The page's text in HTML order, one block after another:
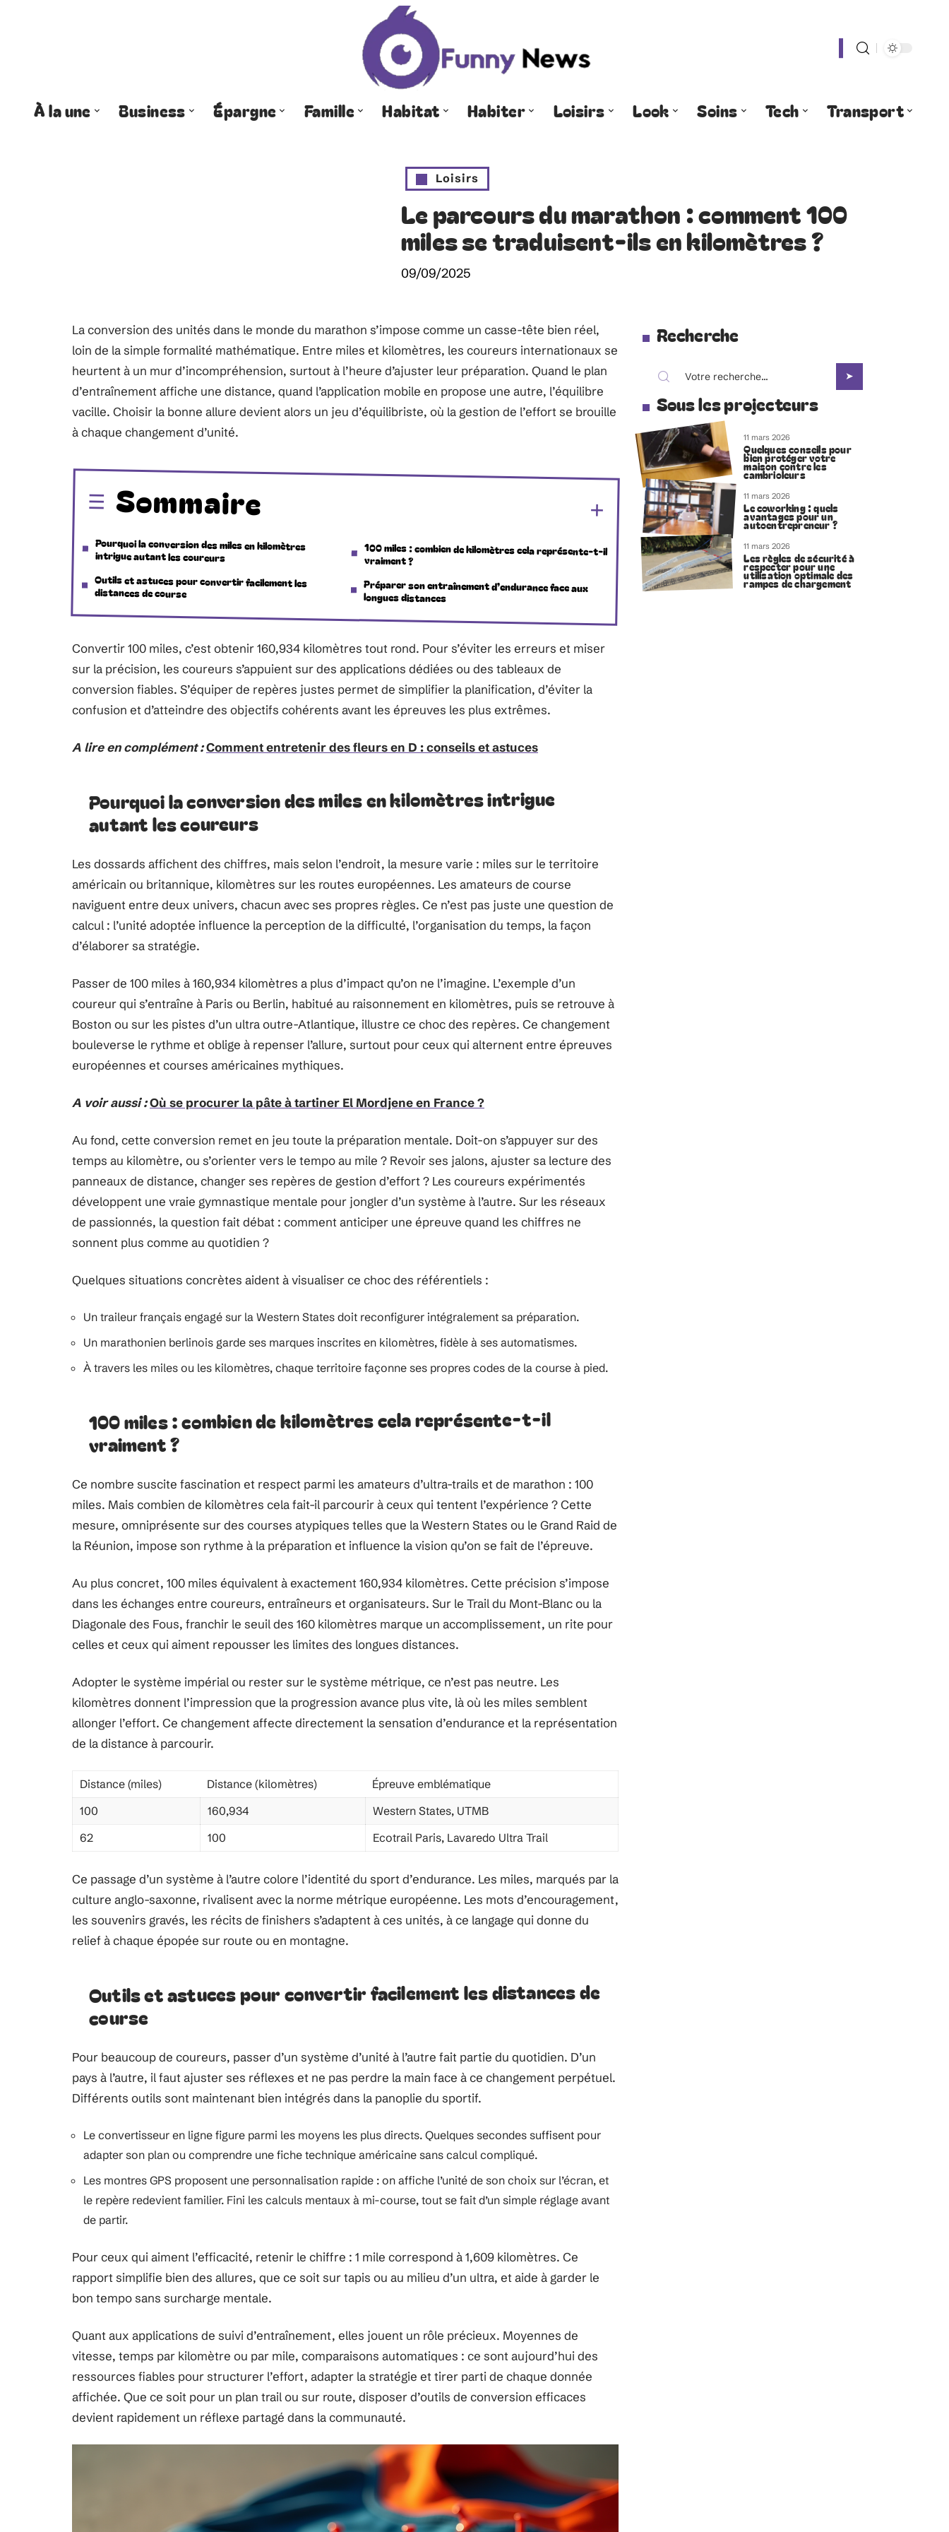
À la une Business Épargne Famille Habitat Habiter Loisirs Look Soins Tech Transport
Loisirs
Le parcours du marathon : comment 100
miles se traduisent-ils en kilomètres ?
09/09/2025
La conversion des unités dans le monde du marathon s’impose comme un casse-tête bien réel,
loin de la simple formalité mathématique. Entre miles et kilomètres, les coureurs internationaux se
heurtent à un mur d’incompréhension, surtout à l’heure d’ajuster leur préparation. Quand le plan
d’entraînement affiche une distance, quand l’application mobile en propose une autre, l’équilibre
vacille. Choisir la bonne allure devient alors un jeu d’équilibriste, où la gestion de l’effort se brouille
à chaque changement d’unité.
Sommaire
Pourquoi la conversion des miles en kilomètres
intrigue autant les coureurs 100 miles : combien de kilomètres cela représente-t-il
vraiment ?
Outils et astuces pour convertir facilement les
distances de course Préparer son entraînement d’endurance face aux
longues distances
Convertir 100 miles, c’est obtenir 160,934 kilomètres tout rond. Pour s’éviter les erreurs et miser
sur la précision, les coureurs s’appuient sur des applications dédiées ou des tableaux de
conversion fiables. S’équiper de repères justes permet de simplifier la planification, d’éviter la
confusion et d’atteindre des objectifs cohérents avant les épreuves les plus extrêmes.
A lire en complément :Comment entretenir des fleurs en D : conseils et astuces
Pourquoi la conversion des miles en kilomètres intrigue
autant les coureurs
Les dossards affichent des chiffres, mais selon l’endroit, la mesure varie : miles sur le territoire
américain ou britannique, kilomètres sur les routes européennes. Les amateurs de course
naviguent entre deux univers, chacun avec ses propres règles. Ce n’est pas juste une question de
calcul : l’unité adoptée influence la perception de la difficulté, l’organisation du temps, la façon
d’élaborer sa stratégie.
Passer de 100 miles à 160,934 kilomètres a plus d’impact qu’on ne l’imagine. L’exemple d’un
coureur qui s’entraîne à Paris ou Berlin, habitué au raisonnement en kilomètres, puis se retrouve à
Boston ou sur les pistes d’un ultra outre-Atlantique, illustre ce choc des repères. Ce changement
bouleverse le rythme et oblige à repenser l’allure, surtout pour ceux qui alternent entre épreuves
européennes et courses américaines mythiques.
A voir aussi :Où se procurer la pâte à tartiner El Mordjene en France ?
Au fond, cette conversion remet en jeu toute la préparation mentale. Doit-on s’appuyer sur des
temps au kilomètre, ou s’orienter vers le tempo au mile ? Revoir ses jalons, ajuster sa lecture des
panneaux de distance, changer ses repères de gestion d’effort ? Les coureurs expérimentés
développent une vraie gymnastique mentale pour jongler d’un système à l’autre. Sur les réseaux
de passionnés, la question fait débat : comment anticiper une épreuve quand les chiffres ne
sonnent plus comme au quotidien ?
Quelques situations concrètes aident à visualiser ce choc des référentiels :
Un traileur français engagé sur la Western States doit reconfigurer intégralement sa préparation.
Un marathonien berlinois garde ses marques inscrites en kilomètres, fidèle à ses automatismes.
À travers les miles ou les kilomètres, chaque territoire façonne ses propres codes de la course à pied.
100 miles : combien de kilomètres cela représente-t-il
vraiment ?
Ce nombre suscite fascination et respect parmi les amateurs d’ultra-trails et de marathon : 100
miles. Mais combien de kilomètres cela fait-il parcourir à ceux qui tentent l’expérience ? Cette
mesure, omniprésente sur des courses atypiques telles que la Western States ou le Grand Raid de
la Réunion, impose son rythme à la préparation et influence la vision qu’on se fait de l’épreuve.
Au plus concret, 100 miles équivalent à exactement 160,934 kilomètres. Cette précision s’impose
dans les échanges entre coureurs, entraîneurs et organisateurs. Sur le Trail du Mont-Blanc ou la
Diagonale des Fous, franchir le seuil des 160 kilomètres marque un accomplissement, un rite pour
celles et ceux qui aiment repousser les limites des longues distances.
Adopter le système impérial ou rester sur le système métrique, ce n’est pas neutre. Les
kilomètres donnent l’impression que la progression avance plus vite, là où les miles semblent
allonger l’effort. Ce changement affecte directement la sensation d’endurance et la représentation
de la distance à parcourir.
Distance (miles) Distance (kilomètres)
Épreuve emblématique
100
160,934
Western States, UTMB
62
100 Ecotrail Paris, Lavaredo Ultra Trail
Ce passage d’un système à l’autre colore l’identité du sport d’endurance. Les miles, marqués par la
culture anglo-saxonne, rivalisent avec la norme métrique européenne. Les mots d’encouragement,
les souvenirs gravés, les récits de finishers s’adaptent à ces unités, à ce langage qui donne du
relief à chaque épopée sur route ou en montagne.
Outils et astuces pour convertir facilement les distances de
course
Pour beaucoup de coureurs, passer d’un système d’unité à l’autre fait partie du quotidien. D’un
pays à l’autre, il faut ajuster ses réflexes et ne pas perdre la main face à ce changement perpétuel.
Différents outils sont maintenant bien intégrés dans la panoplie du sportif.
Le convertisseur en ligne figure parmi les moyens les plus directs. Quelques secondes suffisent pour
adapter son plan ou comprendre une fiche technique américaine sans calcul compliqué.
Les montres GPS proposent une personnalisation rapide : on affiche l’unité de son choix sur l’écran, et
le repère redevient familier. Fini les calculs mentaux à mi-course, tout se fait d’un simple réglage avant
de partir.
Pour ceux qui aiment l’efficacité, retenir le chiffre : 1 mile correspond à 1,609 kilomètres. Ce
rapport simplifie bien des allures, que ce soit sur tapis ou au milieu d’un ultra, et aide à garder le
bon tempo sans surcharge mentale.
Quant aux applications de suivi d’entraînement, elles jouent un rôle précieux. Moyennes de
vitesse, temps par kilomètre ou par mile, comparaisons automatiques : ce sont aujourd’hui des
ressources fiables pour structurer l’effort, adapter la stratégie et tirer parti de chaque donnée
affichée. Que ce soit pour un plan trail ou sur route, disposer d’outils de conversion efficaces
devient rapidement un réflexe partagé dans la communauté.
Recherche
Sous les projecteurs
11 mars 2026
Quelques conseils pour
bien protéger votre
maison contre les
cambrioleurs
11 mars 2026
Le coworking : quels
avantages pour un
autoentrepreneur ?
11 mars 2026
Les règles de sécurité à
respecter pour une
utilisation optimale des
rampes de chargement